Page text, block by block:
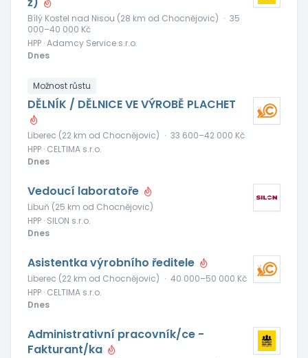
Bílý Kostel nad Nisou (28 km od Chocnějovic) · 35
000–40 000 Kč
HPP · Adamcy Service s.r.o.
Dnes
Možnost růstu
DĚLNÍK / DĚLNICE VE VÝROBĚ PLACHET
Liberec (22 km od Chocnějovic) · 33 600–42 000 Kč
HPP · CELTIMA s.r.o.
Dnes
Vedoucí laboratoře
Libuň (25 km od Chocnějovic)
HPP · SILON s.r.o.
Dnes
Asistentka výrobního ředitele
Liberec (22 km od Chocnějovic) · 40 000–50 000 Kč
HPP · CELTIMA s.r.o.
Dnes
Administrativní pracovník/ce -
Fakturant/ka